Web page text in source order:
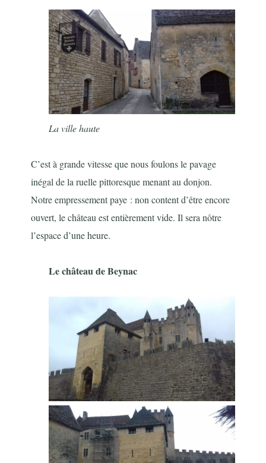
La ville haute
C’est à grande vitesse que nous foulons le pavage
inégal de la ruelle pittoresque menant au donjon.
Notre empressement paye : non content d’être encore
ouvert, le château est entièrement vide. Il sera nôtre
l’espace d’une heure.
Le château de Beynac